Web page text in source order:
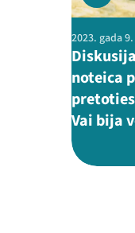
2023. gada
noteica
Vai bija